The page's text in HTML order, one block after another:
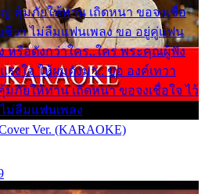
คุ้มภัยให้ท่าน เถิดหนา ขอจงเชื่อ
ชีวา ไม่ลืมแฟนเพลง ขอ อยู่คู่แฟน
หรือดังกว่าใคร..ใคร พระคุณผู้ฟัง
งใจ ให้ผมดังมา.. ขอ องค์เทวา
ภัยให้ท่าน เถิดหนา ขอจงเชื่อใจ ไว้
ม่ลืมแฟนเพลง
Ver. (KARAOKE)